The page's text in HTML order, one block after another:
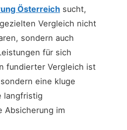
Österreich sucht,
Vergleich nicht
sondern auch
für sich
fundierter Vergleich ist
eine kluge
langfristig
Absicherung im